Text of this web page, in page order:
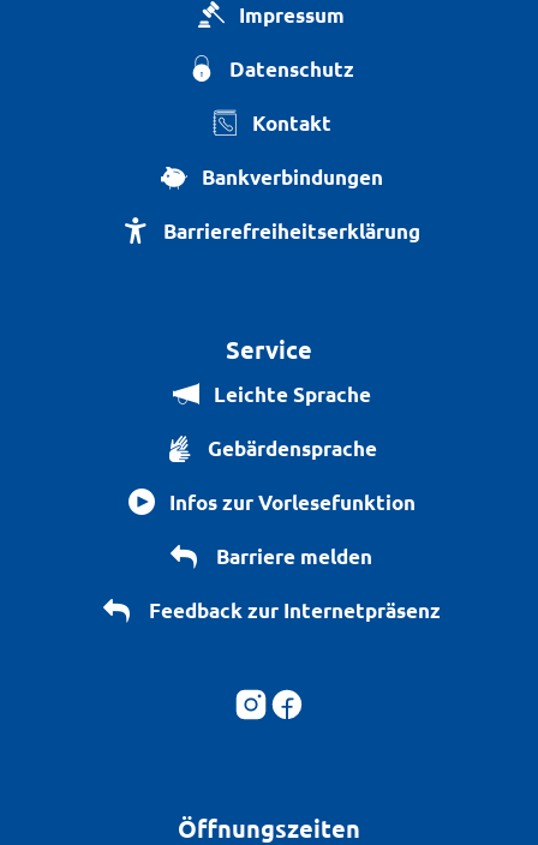
Impressum
Datenschutz
Kontakt
Bankverbindungen
Barrierefreiheitserklärung
Service
Leichte Sprache
Gebärdensprache
Infos zur Vorlesefunktion
Barriere melden
Feedback zur Internetpräsenz
Öffnungszeiten